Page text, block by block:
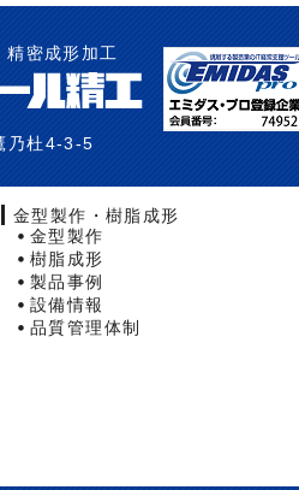
精密成形加工
乃杜4-3-5
金型製作・樹脂成形
金型製作
樹脂成形
製品事例
設備情報
品質管理体制